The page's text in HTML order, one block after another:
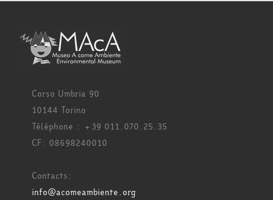
Corso Umbria 90
10144 Torino
Téléphone : +39 011.070.25.35
CF: 08698240010
Contacts:
info@acomeambiente.org